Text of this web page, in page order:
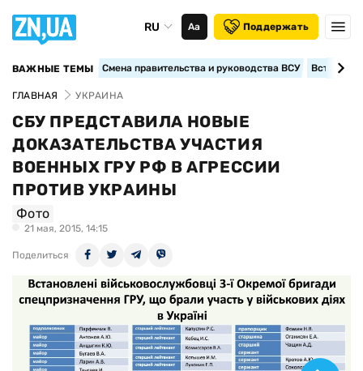
RU Аа Поддержать
ВАЖНЫЕ ТЕМЫ Смена правительства и руководства ВСУ
ГЛАВНАЯ УКРАИНА
СБУ ПРЕДСТАВИЛА НОВЫЕ
ДОКАЗАТЕЛЬСТВА УЧАСТИЯ
ВОЕННЫХ ГРУ РФ В АГРЕССИИ
ПРОТИВ УКРАИНЫ
Фото
21 мая, 2015, 14:15
Поделиться